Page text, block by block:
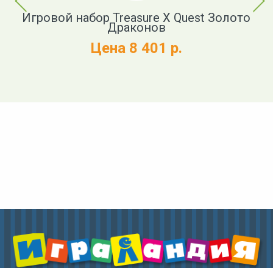
Игровой набор Treasure X Quest Золото
Драконов
Цена 8 401 р.